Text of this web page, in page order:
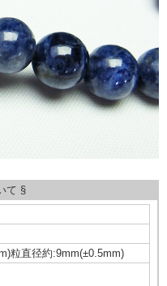
て §
粒直径約:9mm(±0.5mm)